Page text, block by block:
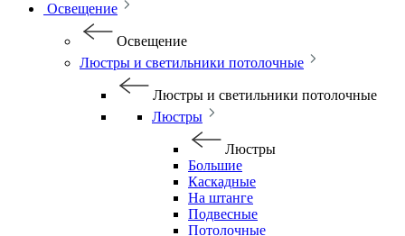
Освещение
Освещение
Люстры и светильники потолочные
Люстры и светильники потолочные
Люстры
Люстры
Большие
Каскадные
На штанге
Подвесные
Потолочные